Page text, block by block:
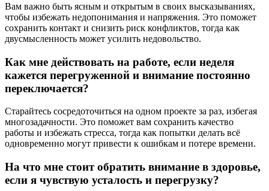
Вам важно быть ясным и открытым в своих высказываниях,
чтобы избежать недопонимания и напряжения. Это поможет
сохранить контакт и снизить риск конфликтов, тогда как
двусмысленность может усилить недовольство.
Как мне действовать на работе, если неделя
кажется перегруженной и внимание постоянно
переключается?
Старайтесь сосредоточиться на одном проекте за раз, избегая
многозадачности. Это поможет вам сохранить качество
работы и избежать стресса, тогда как попытки делать всё
одновременно могут привести к ошибкам и потере времени.
На что мне стоит обратить внимание в здоровье,
если я чувствую усталость и перегрузку?